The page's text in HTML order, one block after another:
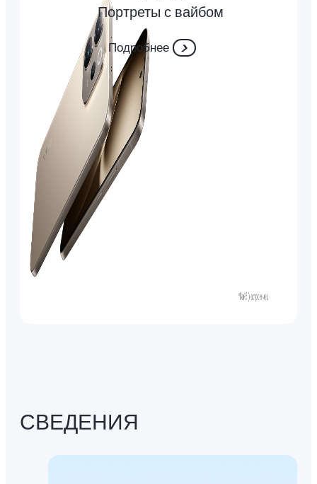
Портреты с вайбом
Подробнее
СВЕДЕНИЯ